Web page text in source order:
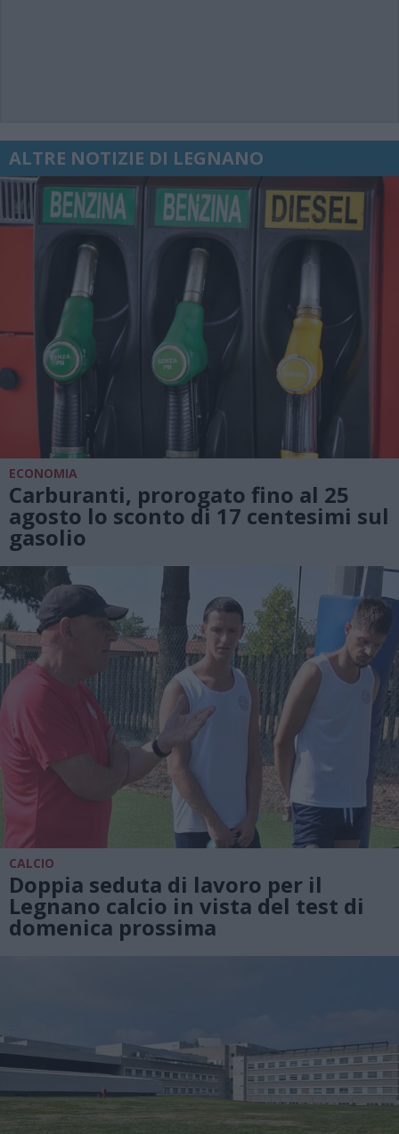
ALTRE NOTIZIE DI LEGNANO
ECONOMIA
Carburanti, prorogato fino al 25
agosto lo sconto di 17 centesimi sul
gasolio
CALCIO
Doppia seduta di lavoro per il
Legnano calcio in vista del test di
domenica prossima